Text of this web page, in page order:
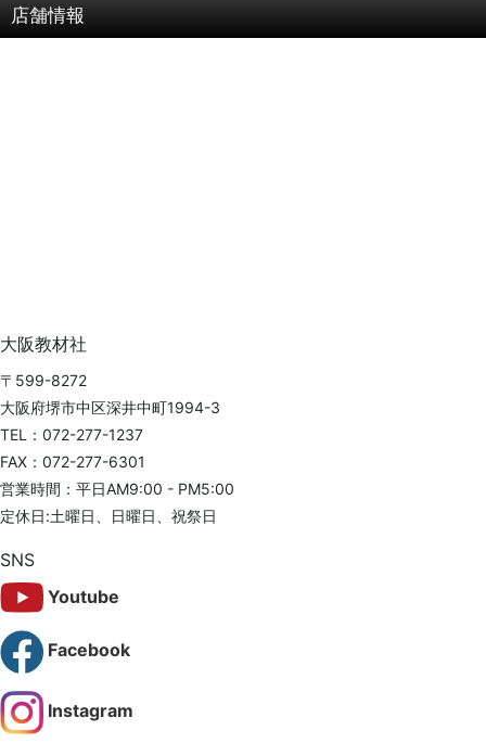
店舗情報
大阪教材社
〒599-8272
大阪府堺市中区深井中町1994-3
TEL：072-277-1237
FAX：072-277-6301
営業時間：平日AM9:00 - PM5:00
定休日:土曜日、日曜日、祝祭日
SNS
Youtube
Facebook
Instagram